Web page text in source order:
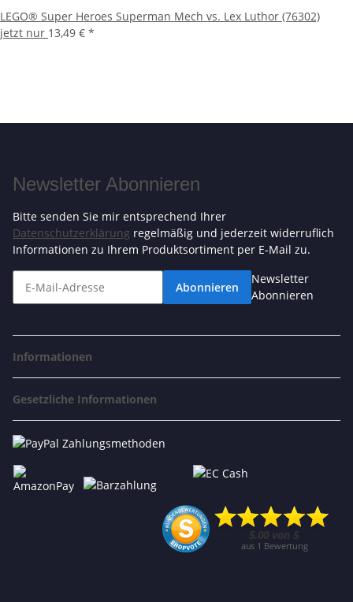
LEGO® Super Heroes Superman Mech vs. Lex Luthor (76302)
jetzt nur 13,49 € *
Newsletter Abonnieren
Bitte senden Sie mir entsprechend Ihrer
Datenschutzerklärung regelmäßig und jederzeit widerruflich
Informationen zu Ihrem Produktsortiment per E-Mail zu.
Abonnieren
Newsletter
Abonnieren
Informationen
Gesetzliche Informationen